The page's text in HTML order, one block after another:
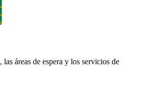
las áreas de espera y los servicios de